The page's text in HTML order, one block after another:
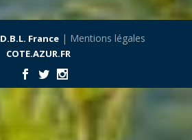
D.B.L. France| Mentions légales
COTE.AZUR.FR